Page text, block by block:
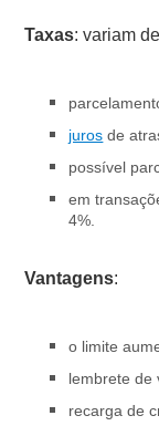
Taxas: variam
juros de
possível
em
4%.
Vantagens:
o limite
lembrete de
recarga de